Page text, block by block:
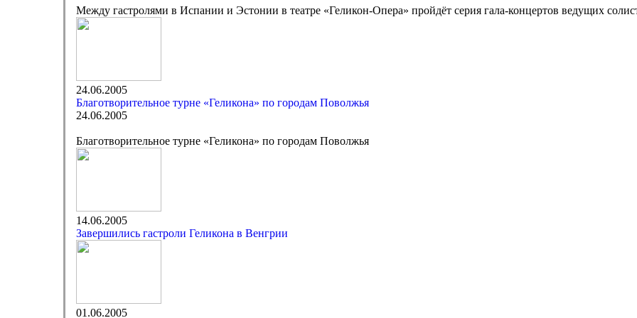
Между гастролями в Испании и Эстонии в театре «Геликон-Опера» пройдёт серия гала-концертов ведущих
24.06.2005
Благотворительное турне «Геликона» по городам Поволжья
24.06.2005
Благотворительное турне «Геликона» по городам Поволжья
14.06.2005
Завершились гастроли Геликона в Венгрии
01.06.2005